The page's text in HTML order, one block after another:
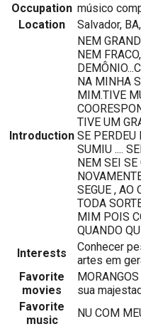
Occupation músico
Location
Salvador,
Introduction
NEM
NEM
NA MINHA
MIM.TIVE
TIVE UM
SE PERDEU
SUMIU ....
NEM SEI
SEGUE , AO
TODA
MIM POIS
QUANDO
Interests
Conhecer
artes em
Favorite
movies
sua
Favorite
music
NU COM